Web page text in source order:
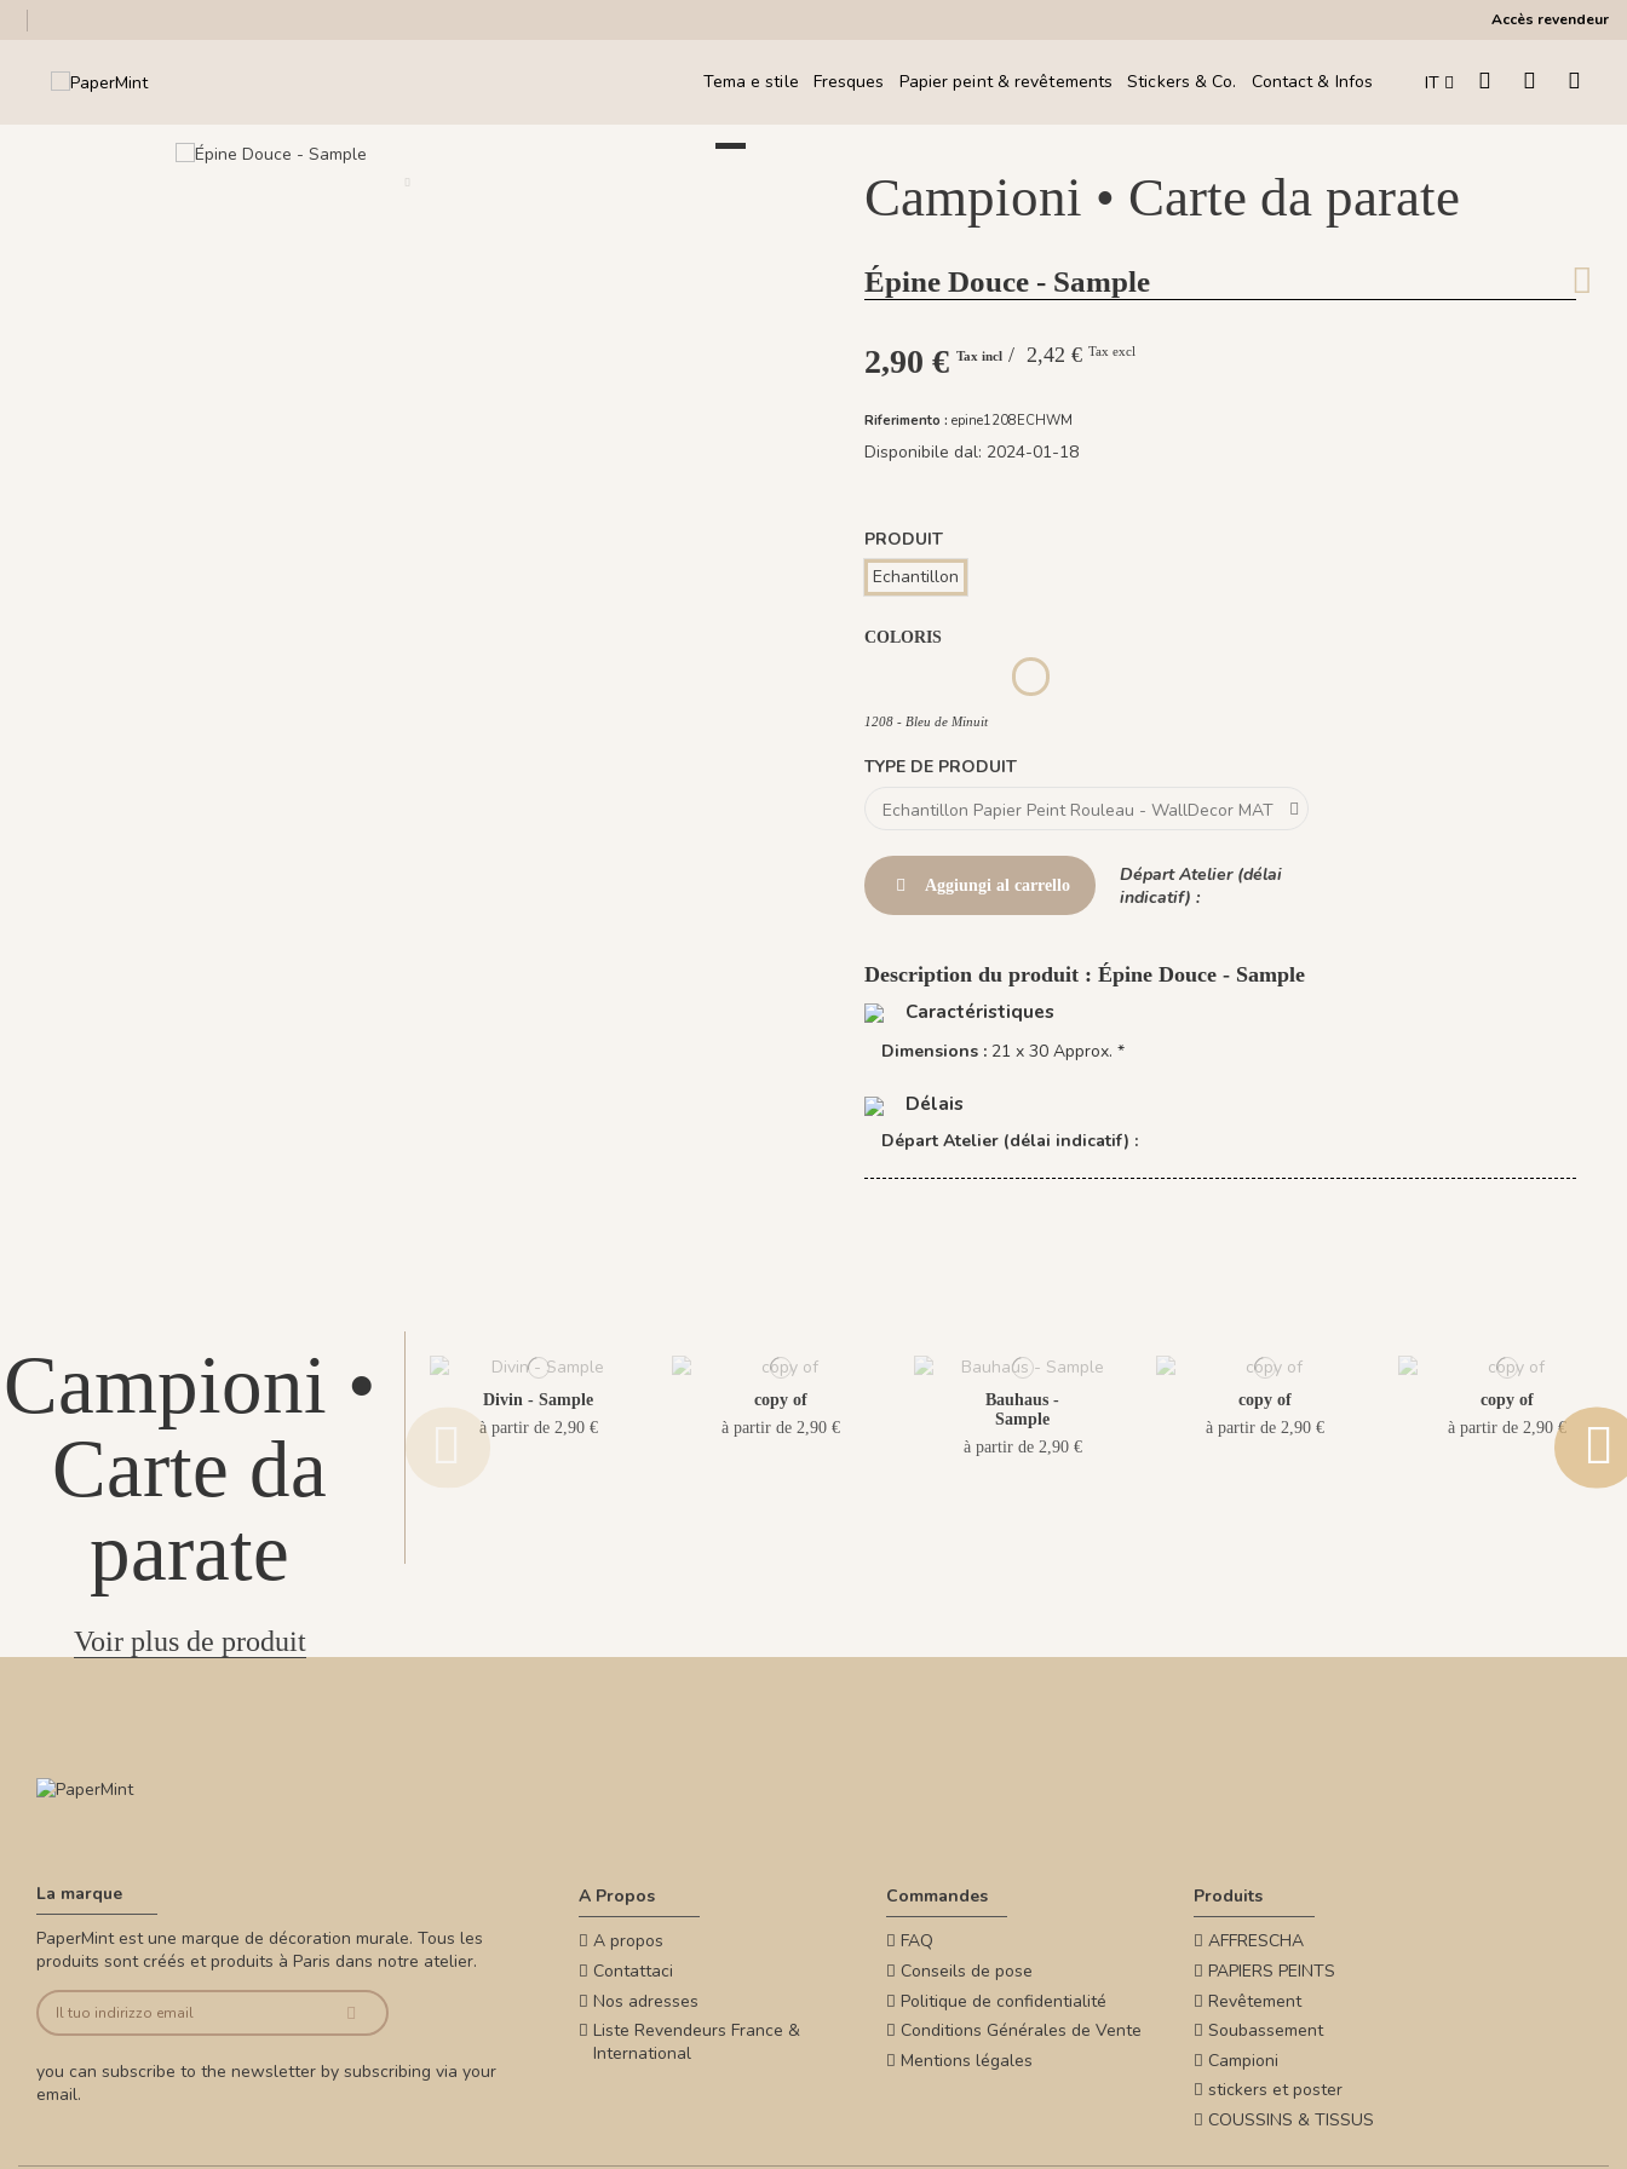
Accès revendeur
Tema e stile Fresques Papier peint & revêtements Stickers & Co. Contact & Infos IT
Campioni • Carte da parate
Épine Douce - Sample
2,90 € Tax incl / 2,42 € Tax excl
Riferimento : epine1208ECHWM
Disponibile dal: 2024-01-18
PRODUIT
Echantillon
COLORIS
1194 - Roche Brune
1195 - Poudre Beige
1196 - Ocre Doré1208 - Bleu de Minuit
1208 - Bleu de Minuit
TYPE DE PRODUIT
Aggiungi al carrello
Départ Atelier (délai
indicatif) :
Description du produit : Épine Douce - Sample
Caractéristiques
Dimensions : 21 x 30 Approx. *
Délais
Départ Atelier (délai indicatif) :
Campioni •
Carte da
parate
Voir plus de produit
Divin - Sample
à partir de 2,90 €
copy of
à partir de 2,90 €
Bauhaus -
Sample
à partir de 2,90 €
copy of
à partir de 2,90 €
copy of
à partir de 2,90 €
La marque
PaperMint est une marque de décoration murale. Tous les
produits sont créés et produits à Paris dans notre atelier.
you can subscribe to the newsletter by subscribing via your
email.
A Propos
A propos
Contattaci
Nos adresses
Liste Revendeurs France &
International
Commandes
FAQ
Conseils de pose
Politique de confidentialité
Conditions Générales de Vente
Mentions légales
Produits
AFFRESCHA
PAPIERS PEINTS
Revêtement
Soubassement
Campioni
stickers et poster
COUSSINS & TISSUS